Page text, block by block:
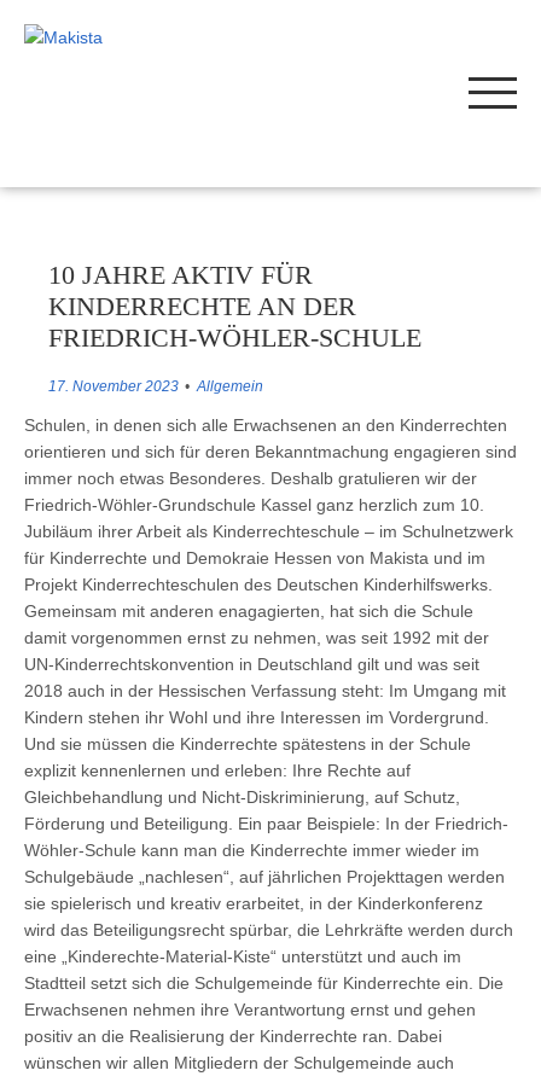
10 JAHRE AKTIV FÜR
KINDERRECHTE AN DER
FRIEDRICH-WÖHLER-SCHULE
17. November 2023 Allgemein
Schulen, in denen sich alle Erwachsenen an den Kinderrechten
orientieren und sich für deren Bekanntmachung engagieren sind
immer noch etwas Besonderes. Deshalb gratulieren wir der
Friedrich-Wöhler-Grundschule Kassel ganz herzlich zum 10.
Jubiläum ihrer Arbeit als Kinderrechteschule – im Schulnetzwerk
für Kinderrechte und Demokraie Hessen von Makista und im
Projekt Kinderrechteschulen des Deutschen Kinderhilfswerks.
Gemeinsam mit anderen enagagierten, hat sich die Schule
damit vorgenommen ernst zu nehmen, was seit 1992 mit der
UN-Kinderrechtskonvention in Deutschland gilt und was seit
2018 auch in der Hessischen Verfassung steht: Im Umgang mit
Kindern stehen ihr Wohl und ihre Interessen im Vordergrund.
Und sie müssen die Kinderrechte spätestens in der Schule
explizit kennenlernen und erleben: Ihre Rechte auf
Gleichbehandlung und Nicht-Diskriminierung, auf Schutz,
Förderung und Beteiligung. Ein paar Beispiele: In der Friedrich-
Wöhler-Schule kann man die Kinderrechte immer wieder im
Schulgebäude „nachlesen“, auf jährlichen Projekttagen werden
sie spielerisch und kreativ erarbeitet, in der Kinderkonferenz
wird das Beteiligungsrecht spürbar, die Lehrkräfte werden durch
eine „Kinderechte-Material-Kiste“ unterstützt und auch im
Stadtteil setzt sich die Schulgemeinde für Kinderrechte ein. Die
Erwachsenen nehmen ihre Verantwortung ernst und gehen
positiv an die Realisierung der Kinderrechte ran. Dabei
wünschen wir allen Mitgliedern der Schulgemeinde auch